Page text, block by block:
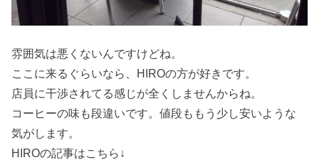
雰囲気は悪くないんですけどね。
ここに来るぐらいなら、HIROの方が好きです。
店員に干渉されてる感じが全くしませんからね。
コーヒーの味も段違いです。値段ももう少し安いような
気がします。
HIROの記事はこちら↓